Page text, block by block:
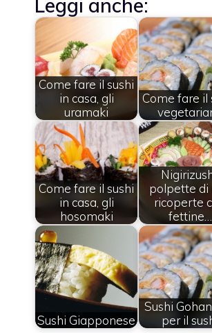
Leggi anche:
Come fare il sushi
in casa, gli
uramaki
Come fare il
Come fare il sushi
in casa, gli
hosomaki
polpette di
ricoperte
fettine…
Sushi Giapponese
Sushi
per il